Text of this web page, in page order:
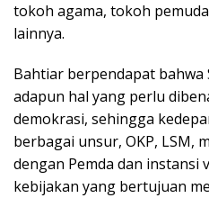
tokoh agama, tokoh
lainnya.
Bahtiar berpendapat bahwa
adapun hal yang perlu
demokrasi, sehingga
berbagai unsur, OKP, LSM,
dengan Pemda dan
kebijakan yang bertujuan